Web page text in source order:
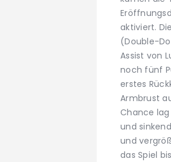
aktiviert.
(Double-
Assist von
noch fünf
erstes
Armbrust
Chance
und
und
das Spiel